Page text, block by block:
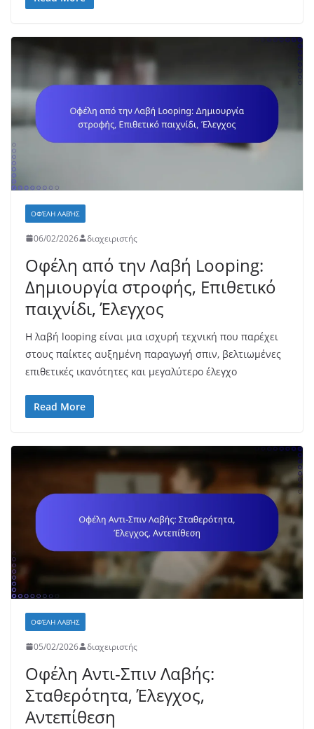
ΟΦΈΛΗ ΛΑΒΉΣ
06/02/2026 διαχειριστής
Οφέλη από την Λαβή Looping:
Δημιουργία στροφής, Επιθετικό
παιχνίδι, Έλεγχος
Η λαβή looping είναι μια ισχυρή τεχνική που παρέχει
στους παίκτες αυξημένη παραγωγή σπιν, βελτιωμένες
επιθετικές ικανότητες και μεγαλύτερο έλεγχο
Read More
ΟΦΈΛΗ ΛΑΒΉΣ
05/02/2026 διαχειριστής
Οφέλη Αντι-Σπιν Λαβής:
Σταθερότητα, Έλεγχος,
Αντεπίθεση